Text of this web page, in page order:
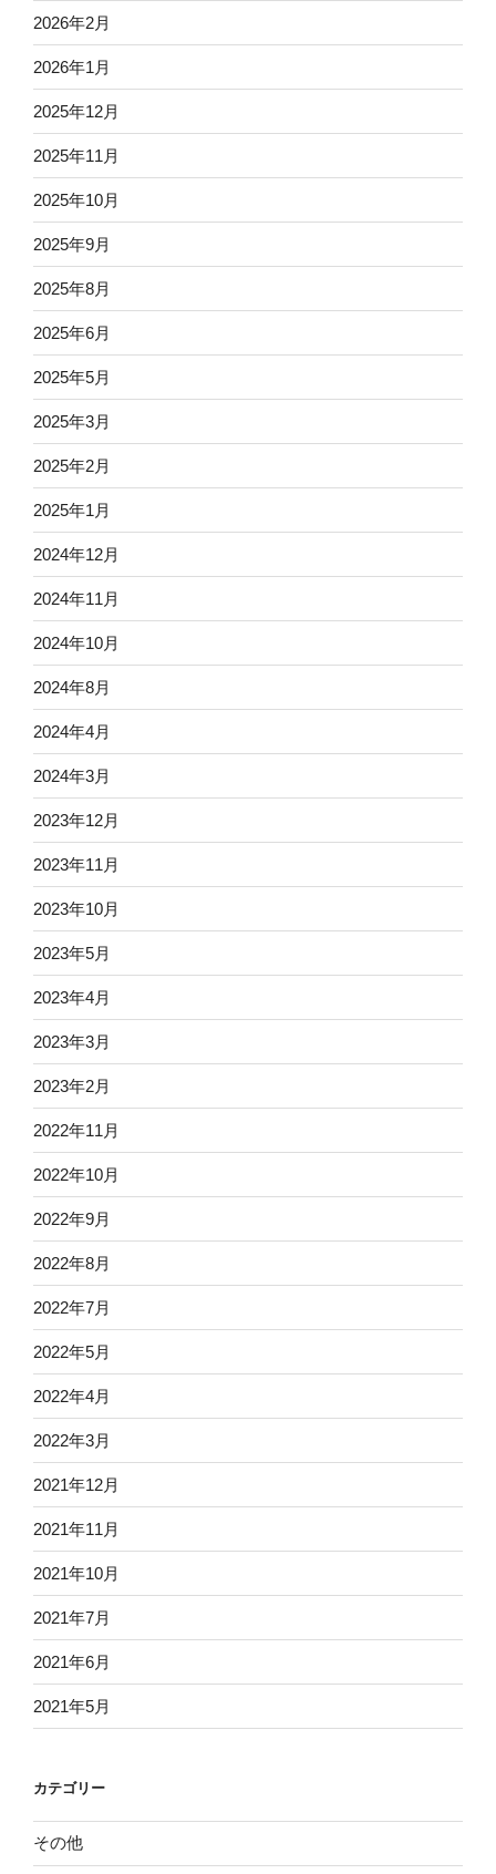
2026年2月
2026年1月
2025年12月
2025年11月
2025年10月
2025年9月
2025年8月
2025年6月
2025年5月
2025年3月
2025年2月
2025年1月
2024年12月
2024年11月
2024年10月
2024年8月
2024年4月
2024年3月
2023年12月
2023年11月
2023年10月
2023年5月
2023年4月
2023年3月
2023年2月
2022年11月
2022年10月
2022年9月
2022年8月
2022年7月
2022年5月
2022年4月
2022年3月
2021年12月
2021年11月
2021年10月
2021年7月
2021年6月
2021年5月
カテゴリー
その他